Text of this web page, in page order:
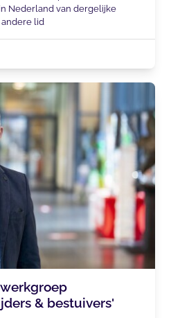
Nederland van dergelijke
lid
& bestuivers'